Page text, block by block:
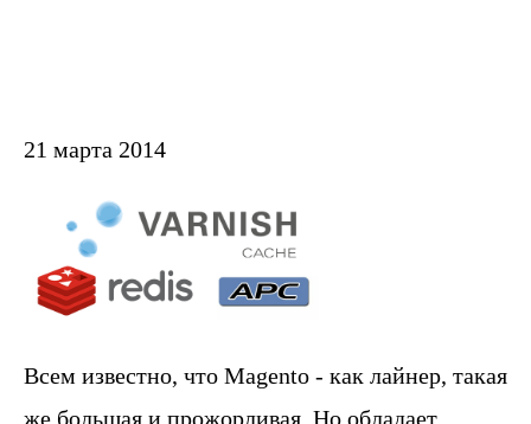
21 марта 2014
Всем известно, что Magento - как лайнер, такая
же большая и прожорливая. Но обладает